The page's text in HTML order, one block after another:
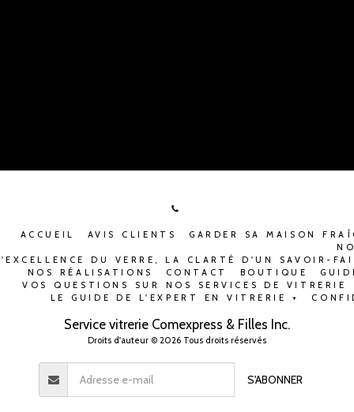
Service vitrerie Comexpress & Filles Inc.
Droits d'auteur © 2026 Tous droits réservés
ACCUEIL AVIS CLIENTS
GARDER SA MAISON
DU VERRE, LA CLARTÉ D'UN SAVOIR-
NOS RÉALISATIONS
CONTACT BOUTIQUE
VOS QUESTIONS SUR NOS SERVICES DE VITRERIE
LE GUIDE DE L'EXPERT EN VITRERIE +
S'ABONNER